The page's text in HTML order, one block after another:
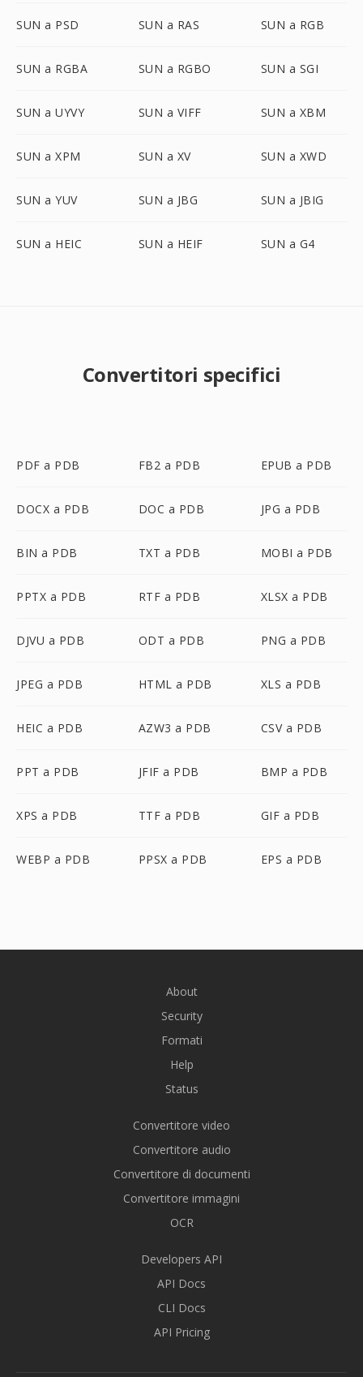
SUN a PSD SUN a RAS SUN a RGB
SUN a RGBA SUN a RGBO SUN a SGI
SUN a UYVY SUN a VIFF SUN a XBM
SUN a XPM SUN a XV SUN a XWD
SUN a YUV SUN a JBG SUN a JBIG
SUN a HEIC SUN a HEIF SUN a G4
Convertitori specifici
PDF a PDB FB2 a PDB EPUB a PDB
DOCX a PDB DOC a PDB JPG a PDB
BIN a PDB TXT a PDB MOBI a PDB
PPTX a PDB RTF a PDB XLSX a PDB
DJVU a PDB ODT a PDB PNG a PDB
JPEG a PDB HTML a PDB XLS a PDB
HEIC a PDB AZW3 a PDB CSV a PDB
PPT a PDB JFIF a PDB BMP a PDB
XPS a PDB TTF a PDB GIF a PDB
WEBP a PDB PPSX a PDB EPS a PDB
About
Security
Formati
Help
Status
Convertitore video
Convertitore audio
Convertitore di documenti
Convertitore immagini
OCR
Developers API
API Docs
CLI Docs
API Pricing